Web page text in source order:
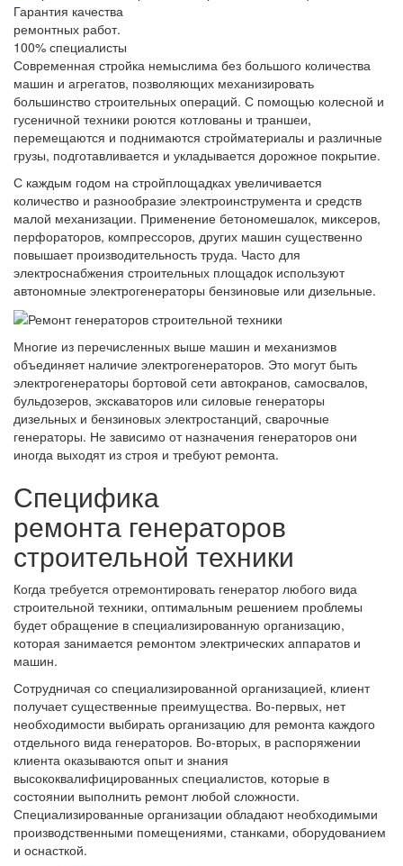
Гарантия качества
ремонтных работ.
100% специалисты
Современная стройка немыслима без большого количества
машин и агрегатов, позволяющих механизировать
большинство строительных операций. С помощью колесной и
гусеничной техники роются котлованы и траншеи,
перемещаются и поднимаются стройматериалы и различные
грузы, подготавливается и укладывается дорожное покрытие.
С каждым годом на стройплощадках увеличивается
количество и разнообразие электроинструмента и средств
малой механизации. Применение бетономешалок, миксеров,
перфораторов, компрессоров, других машин существенно
повышает производительность труда. Часто для
электроснабжения строительных площадок используют
автономные электрогенераторы бензиновые или дизельные.
Многие из перечисленных выше машин и механизмов
объединяет наличие электрогенераторов. Это могут быть
электрогенераторы бортовой сети автокранов, самосвалов,
бульдозеров, экскаваторов или силовые генераторы
дизельных и бензиновых электростанций, сварочные
генераторы. Не зависимо от назначения генераторов они
иногда выходят из строя и требуют ремонта.
Специфика
ремонта генераторов
строительной техники
Когда требуется отремонтировать генератор любого вида
строительной техники, оптимальным решением проблемы
будет обращение в специализированную организацию,
которая занимается ремонтом электрических аппаратов и
машин.
Сотрудничая со специализированной организацией, клиент
получает существенные преимущества. Во-первых, нет
необходимости выбирать организацию для ремонта каждого
отдельного вида генераторов. Во-вторых, в распоряжении
клиента оказываются опыт и знания
высококвалифицированных специалистов, которые в
состоянии выполнить ремонт любой сложности.
Специализированные организации обладают необходимыми
производственными помещениями, станками, оборудованием
и оснасткой.